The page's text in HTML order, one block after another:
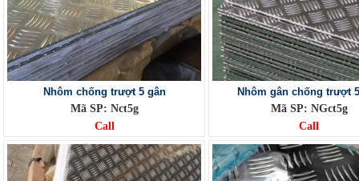
Nhôm chống trượt 5 gân
Mã SP: Nct5g
Call
Nhôm gân chống trượt
Mã SP: NGct5g
Call